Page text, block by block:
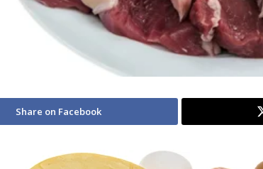
Share on Facebook